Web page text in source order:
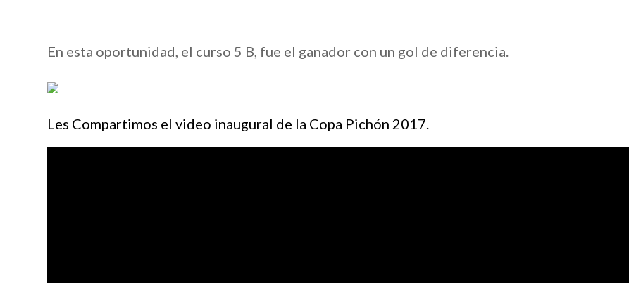
En esta oportunidad, el curso 5 B, fue el ganador con un gol de diferencia.
Les Compartimos el video inaugural de la Copa Pichón 2017.